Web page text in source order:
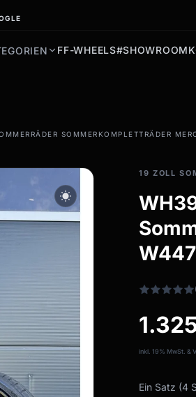
FF-WHEELS#SHOWROOM
&
SOMMERKOMPLETTRÄDER
wb_sunny
19 ZOLL
inkl. 19% MwSt. &
Ein Satz (4